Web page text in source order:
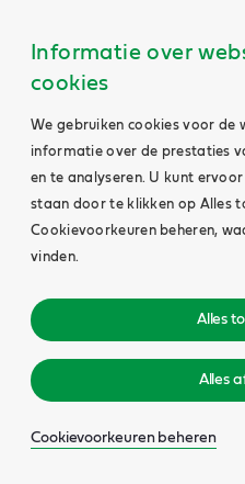
Informatie over
cookies
We gebruiken cookies voor de
informatie over de prestaties
en te analyseren. U kunt
staan door te klikken op Alles
Cookievoorkeuren beheren,
vinden.
Alles
Alles
Cookievoorkeuren beheren